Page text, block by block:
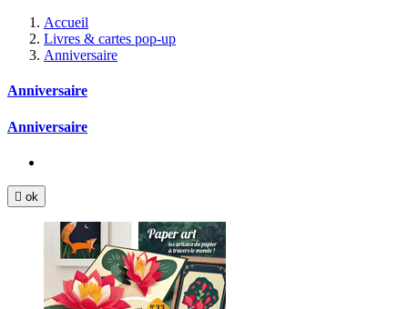
Accueil
Livres & cartes pop-up
Anniversaire
Anniversaire
Anniversaire
 ok